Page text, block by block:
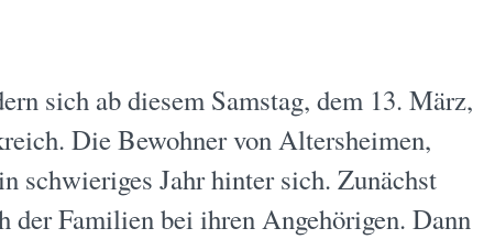
sich ab diesem Samstag, dem 13. März,
Die Bewohner von Altersheimen,
schwieriges Jahr hinter sich. Zunächst
der Familien bei ihren Angehörigen. Dann